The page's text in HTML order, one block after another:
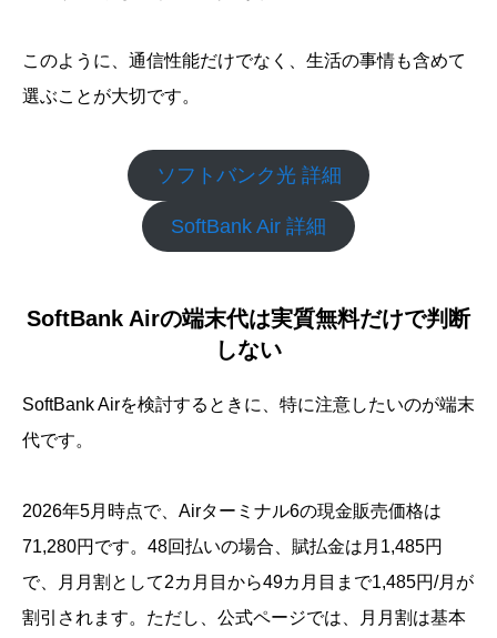
このように、通信性能だけでなく、生活の事情も含めて
選ぶことが大切です。
ソフトバンク光 詳細
SoftBank Air 詳細
SoftBank Airの端末代は実質無料だけで判断
しない
SoftBank Airを検討するときに、特に注意したいのが端末
代です。
2026年5月時点で、Airターミナル6の現金販売価格は
71,280円です。48回払いの場合、賦払金は月1,485円
で、月月割として2カ月目から49カ月目まで1,485円/月が
割引されます。ただし、公式ページでは、月月割は基本